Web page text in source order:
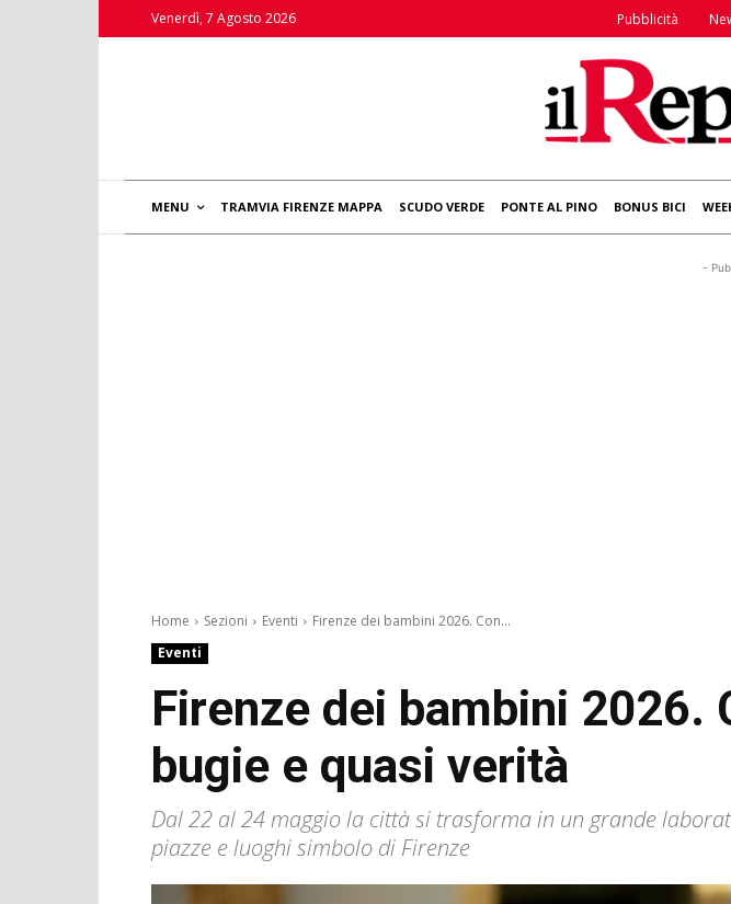
Venerdì, 7 Agosto 2026 Pubblicità
MENU TRAMVIA FIRENZE MAPPA SCUDO VERDE PONTE AL PINO BONUS BICI
-
Home Sezioni Eventi
Firenze dei bambini 2026. Con...
Eventi
Firenze dei bambini 2026.
bugie e quasi verità
Dal 22 al 24 maggio la città si trasforma in un grande
piazze e luoghi simbolo di Firenze